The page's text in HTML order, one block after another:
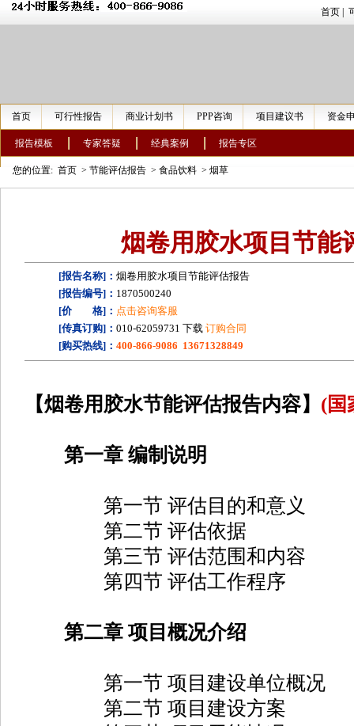
首页
首页 可行性报告 商业计划书 PPP咨询 项目建议书 资金
报告模板 专家答疑 经典案例 报告专区
您的位置: 首页 > 节能评估报告 > 食品饮料 > 烟草
烟卷用胶水项目节能
[报告名称]： 烟卷用胶水项目节能评估报告
[报告编号]： 1870500240
[价 格]： 点击咨询客服
[传真订购]： 010-62059731 下载 订购合同
[购买热线]： 400-866-9086 13671328849
【烟卷用胶水节能评估报告内容】 (国
第一章 编制说明
第一节 评估目的和意义
第二节 评估依据
第三节 评估范围和内容
第四节 评估工作程序
第二章 项目概况介绍
第一节 项目建设单位概况
第二节 项目建设方案